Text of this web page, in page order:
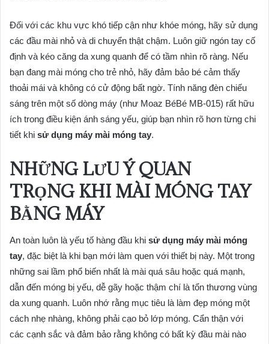
Đối với các khu vực khó tiếp cận như khóe móng, hãy sử dụng
các đầu mài nhỏ và di chuyển thật chậm. Luôn giữ ngón tay cố
định và kéo căng da xung quanh để có tầm nhìn rõ ràng. Nếu
bạn đang mài móng cho trẻ nhỏ, hãy đảm bảo bé cảm thấy
thoải mái và không có cử động bất ngờ. Tính năng đèn chiếu
sáng trên một số dòng máy (như Moaz BéBé MB-015) rất hữu
ích trong điều kiện ánh sáng yếu, giúp bạn nhìn rõ hơn từng chi
tiết khi sử dụng máy mài móng tay.
NHỮNG LƯU Ý QUAN
TRỌNG KHI MÀI MÓNG TAY
BẰNG MÁY
An toàn luôn là yếu tố hàng đầu khi sử dụng máy mài móng
tay, đặc biệt là khi bạn mới làm quen với thiết bị này. Một trong
những sai lầm phổ biến nhất là mài quá sâu hoặc quá mạnh,
dẫn đến móng bị yếu, dễ gãy hoặc thậm chí là tổn thương vùng
da xung quanh. Luôn nhớ rằng mục tiêu là làm đẹp móng một
cách nhẹ nhàng, không phải cạo bỏ lớp móng. Cẩn thận với
các cạnh sắc và đảm bảo rằng không có bất kỳ đầu mài nào